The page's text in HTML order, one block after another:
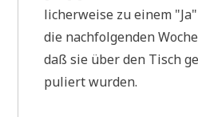
li­cher­wei­se zu einem
die nach­fol­gen­den
daß sie über den Tisch
pu­liert wurden.